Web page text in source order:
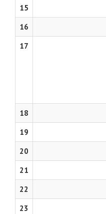
15
16
17
18
19
20
21
22
23